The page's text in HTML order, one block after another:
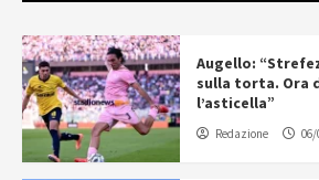
Augello:
sulla torta. Ora
l’asticella”
Redazione 06/